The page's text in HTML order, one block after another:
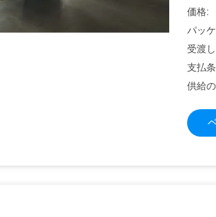
価格:
パッ
受渡
支払
供給